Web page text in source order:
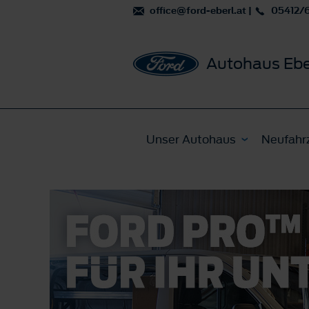
office@ford-eberl.at | 05412/
Autohaus
Unser Autohaus